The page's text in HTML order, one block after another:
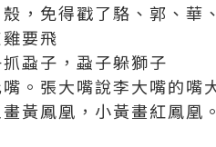
，免得戳了駱、郭、華
要飛
蝨子，蝨子躲獅子
。張大嘴說李大嘴的嘴
黃鳳凰，小黃畫紅鳳凰